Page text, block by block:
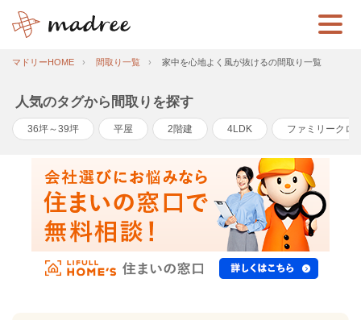
マドリーHOME 間取り一覧 家中を心地よく風が抜けるの間取り一覧
人気のタグから間取りを探す
36坪～39坪 平屋 2階建 4LDK ファミリークロ